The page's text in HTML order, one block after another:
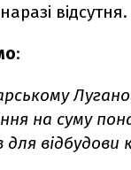
відсутня.
:
Лугано
на суму
для відбудови